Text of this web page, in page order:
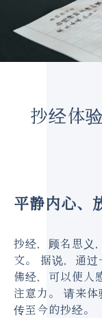
抄经体
平静内心、
抄经，顾名思义
文。 据说，通
佛经，可以使人
注意力。 请来
传至今的抄经。